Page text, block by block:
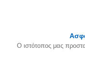
Ο ιστότοπος μας